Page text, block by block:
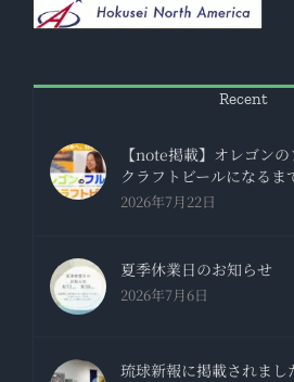
Recent
【note掲載】オレゴン
クラフトビールになるま
2026年7月22日
夏季休業日のお知らせ
2026年7月6日
琉球新報に掲載されまし